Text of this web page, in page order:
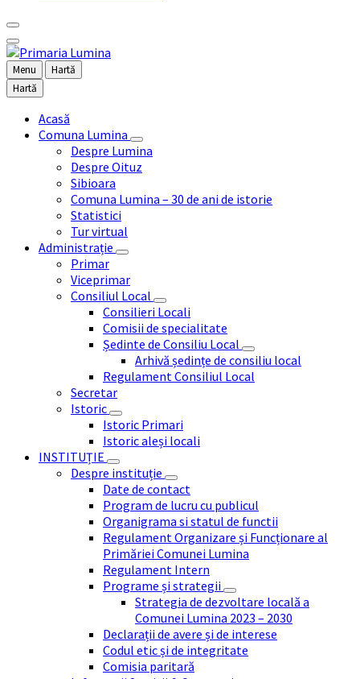
Menu
Hartă
Hartă
Acasă
Comuna Lumina
Despre Lumina
Despre Oituz
Sibioara
Comuna Lumina – 30 de ani de istorie
Statistici
Tur virtual
Administrație
Primar
Viceprimar
Consiliul Local
Consilieri Locali
Comisii de specialitate
Ședinte de Consiliu Local
Arhivă ședințe de consiliu local
Regulament Consiliul Local
Secretar
Istoric
Istoric Primari
Istoric aleși locali
INSTITUȚIE
Despre instituție
Date de contact
Program de lucru cu publicul
Organigrama si statul de functii
Regulament Organizare și Funcționare al
Primăriei Comunei Lumina
Regulament Intern
Programe și strategii
Strategia de dezvoltare locală a
Comunei Lumina 2023 – 2030
Declarații de avere și de interese
Codul etic și de integritate
Comisia paritară